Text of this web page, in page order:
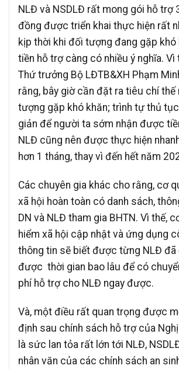
NLĐ và NSDLĐ rất mong gói hỗ trợ
đồng được triển khai thực hiện rất
kịp thời khi đối tượng đang gặp khó
tiền hỗ trợ càng có nhiều ý nghĩa. Vì
Thứ trưởng Bộ LĐTB&XH Phạm
rằng, bây giờ cần đặt ra tiêu chí thế
tượng gặp khó khăn; trình tự thủ
giản để người ta sớm nhận được
NLĐ cũng nên được thực hiện
hơn 1 tháng, thay vì đến hết năm
Các chuyên gia khác cho rằng, cơ
xã hội hoàn toàn có danh sách,
DN và NLĐ tham gia BHTN. Vì thế,
hiểm xã hội cập nhật và ứng dụng
thông tin sẽ biết được từng NLĐ đã
được thời gian bao lâu để có
phí hỗ trợ cho NLĐ ngay được.
Và, một điều rất quan trọng được
định sau chính sách hỗ trợ của
là sức lan tỏa rất lớn tới NLĐ,
nhân văn của các chính sách an